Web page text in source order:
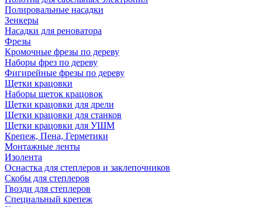
Полировальные насадки
Зенкеры
Насадки для реноватора
Фрезы
Кромочные фрезы по дереву
Наборы фрез по дереву
Фигирейные фрезы по дереву
Щетки крацовки
Наборы щеток крацовок
Щетки крацовки для дрели
Щетки крацовки для станков
Щетки крацовки для УШМ
Крепеж, Пена, Герметики
Монтажные ленты
Изолента
Оснастка для степлеров и заклепочников
Скобы для степлеров
Гвозди для степлеров
Специальный крепеж